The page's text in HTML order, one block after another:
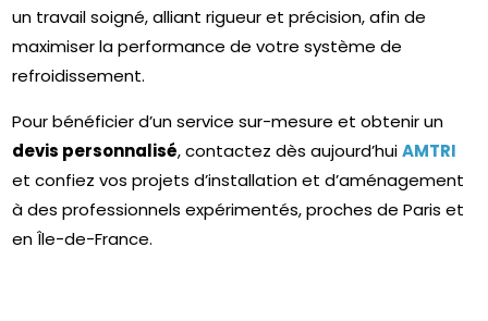
un travail soigné, alliant rigueur et précision, afin de
maximiser la performance de votre système de
refroidissement.
Pour bénéficier d’un service sur-mesure et obtenir un
devis personnalisé, contactez dès aujourd’huiAMTRI
et confiez vos projets d’installation et d’aménagement
à des professionnels expérimentés, proches de Paris et
en Île-de-France.